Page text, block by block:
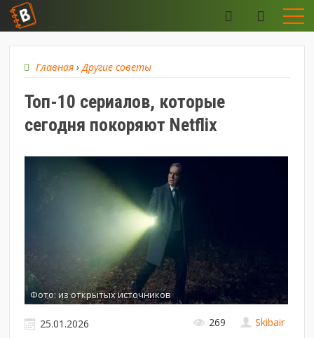
Главная ›Другие советы
Топ-10 сериалов, которые
сегодня покоряют Netflix
Фото: из открытых источников
Skibair
25.01.2026 269